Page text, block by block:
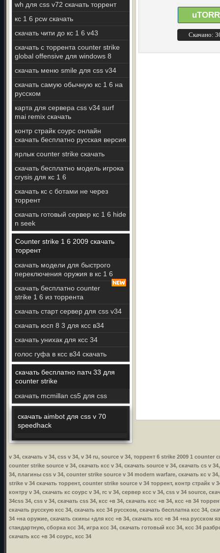
wh для css v72 скачать торрент
кс 1 6 pcw скачать
скачать чити до кс 1 6 v43
скачать с торрента counter strike
global offensive для windows 8
скачать меню smile для css v34
скачать самую обычную кс 1 6 на
русском
карта для сервера css v34 surf
mai remix скачать
контр страйк соурс онлайн
скачать бесплатно русская версия
ярлык counter strike скачать
скачать бесплатно модель игрока
crysis для кс 1 6
скачать кс с ботами не через
торрент
скачать готовый сервер кс 1 6 hide
n seek
Counter strike 1 6 2009 скачать
торрент
скачать модели для быстрого
переключения оружия в кс 1 6
скачать бесплатно counter
strike 1 6 из торрента
скачать старт сервер для css v34
скачать юсп 8 3 для ксс в34
скачать унихак для ксс 34
голос гуфа в ксс в34 скачать
скачать бесплатно патч 33 для
counter strike
скачать mcmillan cs5 для css
скачать aimbot для css v 70
speedhack
Скачано:
v 34, скачать v 34, css v 34, v 34 ru, source v 34, торрент 6 strike 2009 1 counter
counter strike source v 34, скачать ксс v 34, скачать source v 34, скачать cs v
34, плагины css v 34, counter strike source v 34 modern warfare, скачать кс v
strike v 34 скачать торрент, counter strike source v 34 торрент, контр страйк v
контру v 34, скачать кс соурс v 34, rc v 34, сервер ксс v 34, css v 34 source,
34css 34, css v 34, скачать css 34, ксс +в 34, скачать ксс +в 34, ксс +в 34
скачать русскую ксс 34, скачать ксс 34 русском, скачать бесплатна ксс 34,
34 +на оружие, скачать скины +для ксс +в 34, скачать ксс +в 34 +на русском
стандартную, сборка ксс 34, игра ксс 34, скачать готовый ксс 34, ксс 34
скачать ксс +в 34 соурс, ксс 34